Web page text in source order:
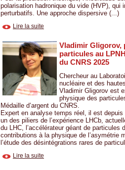
polarisation hadronique du vide (HVP), qui
perturbatifs. Une approche dispersive (...)
Lire la suite
Vladimir Gligorov,
particules au
du CNRS 2025
Chercheur au
nucléaire et des
Vladimir Gligorov est
physique des
Médaille d’argent du CNRS.
Expert en analyse temps réel, il est depuis
un des piliers de l’expérience LHCb,
du LHC, l’accélérateur géant de particules
contributions à la physique de l’asymétrie
l’étude des désintégrations rares de
Lire la suite